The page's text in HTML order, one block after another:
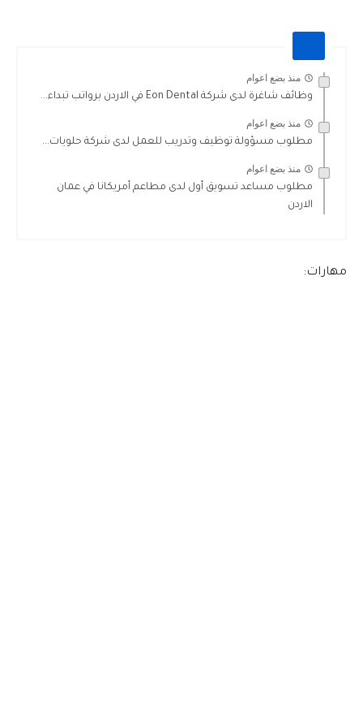
منذ بضع اعوام
وظائف شاغرة لدى شركة Eon Dental في الاردن برواتب تبداء...
منذ بضع اعوام
مطلوب مسؤولة توظيف وتدريب للعمل لدى شركة حلويات...
منذ بضع اعوام
مطلوب مساعد تسويق أول لدى مطاعم أمريكانا في عمان
الاردن
مهارات: